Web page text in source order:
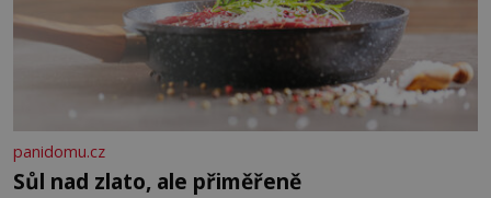
panidomu.cz
Sůl nad zlato, ale přiměřeně